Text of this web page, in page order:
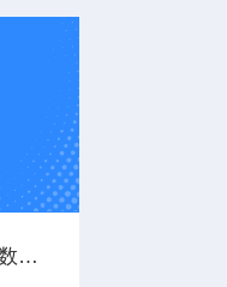
通讯模块是用于实现设备间数据传输与通信的集成化硬件组件